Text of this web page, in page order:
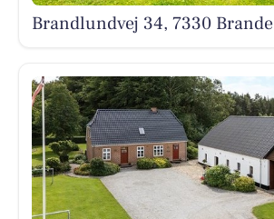
Brandlundvej 34, 7330 Brande